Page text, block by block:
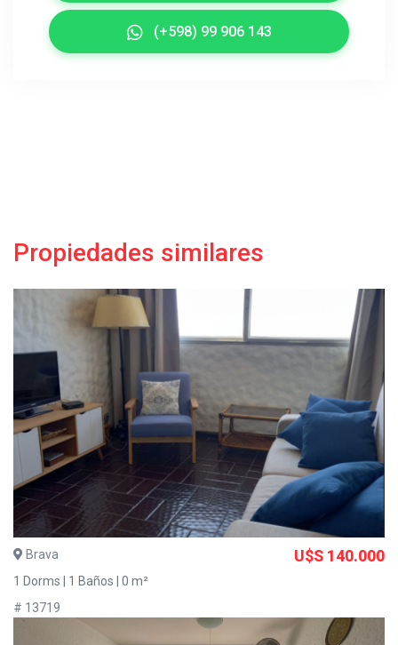
(+598) 99 906 143
Propiedades similares
Brava U$S 140.000
1 Dorms | 1 Baños | 0 m²
# 13719